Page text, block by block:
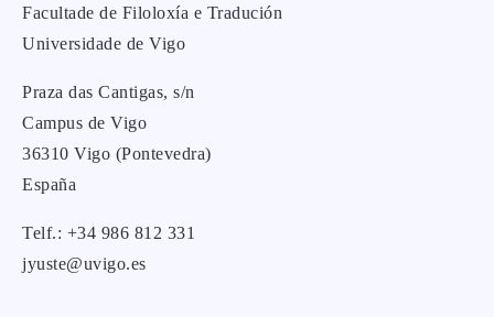
Facultade de Filoloxía e Tradución
Universidade de Vigo
Praza das Cantigas, s/n
Campus de Vigo
36310 Vigo (Pontevedra)
España
Telf.: +34 986 812 331
jyuste@uvigo.es